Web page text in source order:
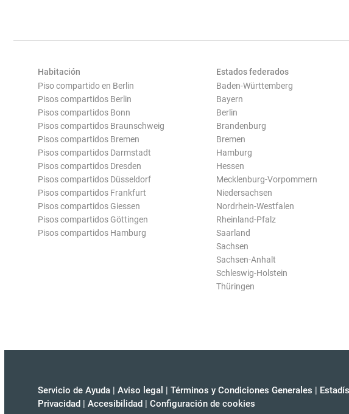
Habitación
Piso compartido en Berlin
Pisos compartidos Berlin
Pisos compartidos Bonn
Pisos compartidos Braunschweig
Pisos compartidos Bremen
Pisos compartidos Darmstadt
Pisos compartidos Dresden
Pisos compartidos Düsseldorf
Pisos compartidos Frankfurt
Pisos compartidos Giessen
Pisos compartidos Göttingen
Pisos compartidos Hamburg
Estados federados
Baden-Württemberg
Bayern
Berlin
Brandenburg
Bremen
Hamburg
Hessen
Mecklenburg-Vorpommern
Niedersachsen
Nordrhein-Westfalen
Rheinland-Pfalz
Saarland
Sachsen
Sachsen-Anhalt
Schleswig-Holstein
Thüringen
Servicio de Ayuda | Aviso legal | Términos y Condiciones Generales |
Privacidad | Accesibilidad | Configuración de cookies